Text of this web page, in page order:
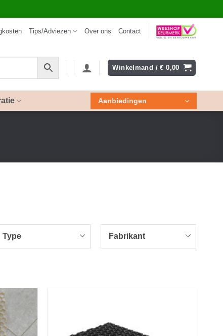
Tips/Adviezen Over ons Contact
Winkelmand /€ 0,00
Aanbiedingen
Type Fabrikant